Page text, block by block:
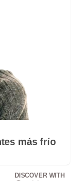
más frío
DISCOVER WITH